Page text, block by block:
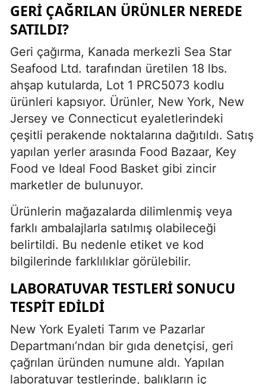
GERI ÇAĞRILAN ÜRÜNLER NEREDE
SATILDI?
Geri çağırma, Kanada merkezli Sea Star
Seafood Ltd. tarafından üretilen 18 lbs.
ahşap kutularda, Lot 1 PRC5073 kodlu
ürünleri kapsıyor. Ürünler, New York, New
Jersey ve Connecticut eyaletlerindeki
çeşitli perakende noktalarına dağıtıldı. Satış
yapılan yerler arasında Food Bazaar, Key
Food ve Ideal Food Basket gibi zincir
marketler de bulunuyor.
Ürünlerin mağazalarda dilimlenmiş veya
farklı ambalajlarla satılmış olabileceği
belirtildi. Bu nedenle etiket ve kod
bilgilerinde farklılıklar görülebilir.
LABORATUVAR TESTLERI SONUCU
TESPIT EDILDI
New York Eyaleti Tarım ve Pazarlar
Departmanı’ndan bir gıda denetçisi, geri
çağrılan üründen numune aldı. Yapılan
laboratuvar testlerinde, balıkların iç